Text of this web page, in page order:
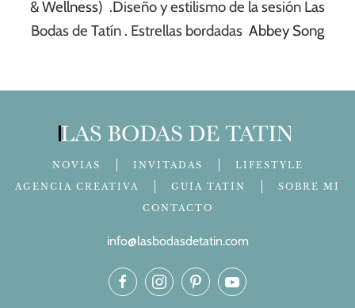
& Wellness) .Diseño y estilismo de la sesión Las
Bodas de Tatín . Estrellas bordadas Abbey Song
NOVIAS INVITADAS
LIFESTYLE
AGENCIA CREATIVA
GUÍA TATÍN
SOBRE MÍ
CONTACTO
info@lasbodasdetatin.com